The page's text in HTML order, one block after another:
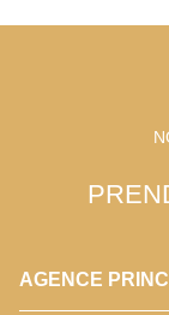
AGENCE